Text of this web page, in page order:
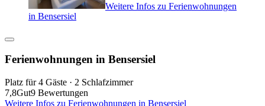
Weitere Infos zu Ferienwohnungen
in Bensersiel
Ferienwohnungen in Bensersiel
Platz für 4 Gäste · 2 Schlafzimmer
7,8Gut9 Bewertungen
Weitere Infos zu Ferienwohnungen in Bensersiel